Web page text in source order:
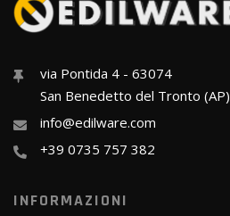
via Pontida 4 - 63074
San Benedetto del Tronto (AP)
info@edilware.com
+39 0735 757 382
INFORMAZIONI